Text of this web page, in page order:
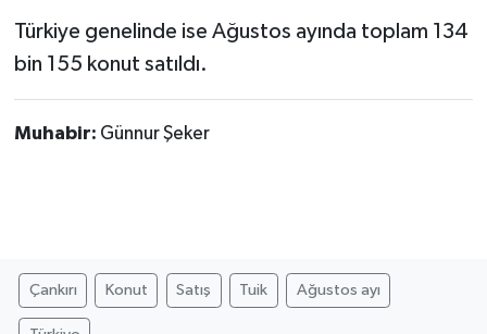
Türkiye genelinde ise Ağustos ayında toplam 134
bin 155 konut satıldı.
Muhabir: Günnur Şeker
Çankırı Konut Satış Tuik Ağustos ayı